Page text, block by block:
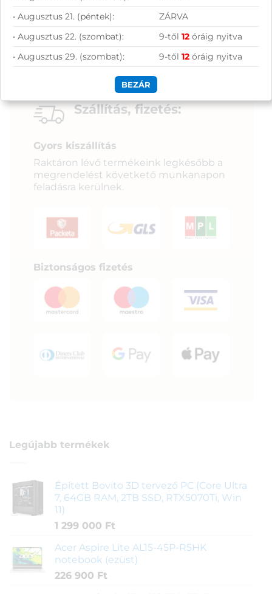
Szállítás, fizetés:
Gyors kiszállítás
Raktáron lévő termékeink legkésőbb a
megrendelést követkető munkanapon
feladásra kerülnek.
Biztonságos fizetés
Legújabb termékek
Épített Bovito 3D tervező PC (Core Ultra
7, 64GB RAM, 2TB SSD, RTX5070Ti, Win
11)
1 299 000 Ft
Acer Aspire Lite AL15-45P-R5HK
notebook (ezüst)
226 900 Ft
• Augusztus 21. (péntek):
ZÁRVA
• Augusztus 22. (szombat):
9-től12 óráig nyitva
• Augusztus 29. (szombat):
9-től12 óráig nyitva
BEZÁR